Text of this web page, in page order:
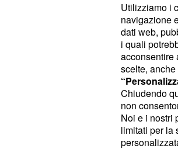
Utilizziamo i
navigazione
dati web,
i quali
acconsentire
scelte,
Chiudendo
non
Noi e i nostri
limitati per la